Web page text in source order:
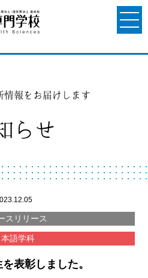
情報をお届けします
らせ
スリリース
本語学科
表彰しました。